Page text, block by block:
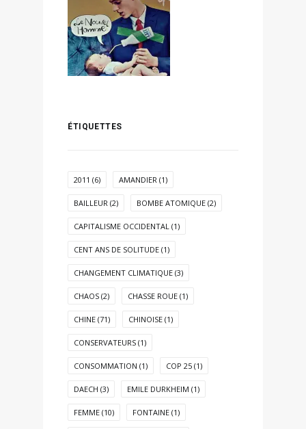
ÉTIQUETTES
2011 (6) AMANDIER (1)
BAILLEUR (2) BOMBE ATOMIQUE (2)
CAPITALISME OCCIDENTAL (1)
CENT ANS DE SOLITUDE (1)
CHANGEMENT CLIMATIQUE (3)
CHAOS (2) CHASSE ROUE (1)
CHINE (71) CHINOISE (1)
CONSERVATEURS (1)
CONSOMMATION (1) COP 25 (1)
DAECH (3) EMILE DURKHEIM (1)
FEMME (10) FONTAINE (1)